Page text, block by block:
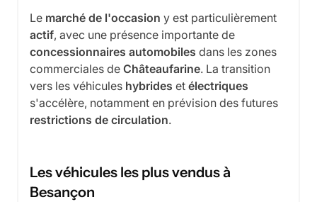
Le marché de l'occasion y est particulièrement
actif, avec une présence importante de
concessionnaires automobiles dans les zones
commerciales de Châteaufarine. La transition
vers les véhicules hybrides et électriques
s'accélère, notamment en prévision des futures
restrictions de circulation.
Les véhicules les plus vendus à
Besançon